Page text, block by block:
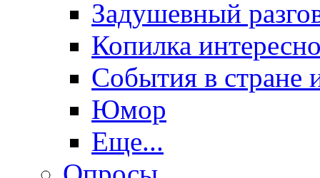
Задушевный
Копилка
События в стране
Юмор
Еще...